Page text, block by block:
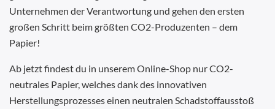
Unternehmen der Verantwortung und gehen den ersten
großen Schritt beim größten CO2-Produzenten – dem
Papier!
Ab jetzt findest du in unserem Online-Shop nur CO2-
neutrales Papier, welches dank des innovativen
Herstellungsprozesses einen neutralen Schadstoffausstoß